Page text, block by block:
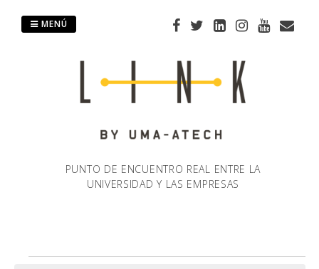
PUNTO DE ENCUENTRO REAL ENTRE LA
UNIVERSIDAD Y LAS EMPRESAS
MENÚ